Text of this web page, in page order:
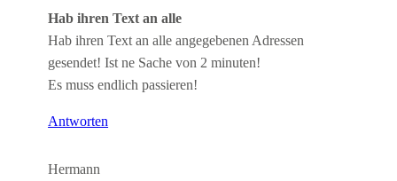
Hab ihren Text an alle
Hab ihren Text an alle angegebenen Adressen
gesendet! Ist ne Sache von 2 minuten!
Es muss endlich passieren!
Antworten
Hermann